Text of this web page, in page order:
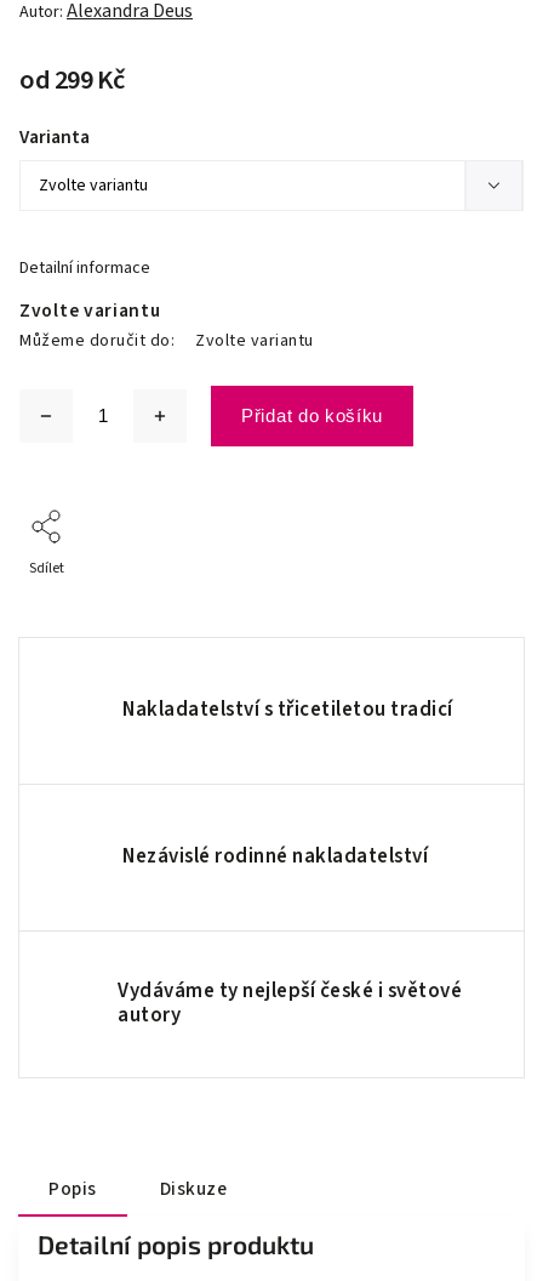
Autor: Alexandra Deus
od299 Kč
Zvolte variantu
Můžeme doručit do: Zvolte variantu
Varianta
Přidat do košíku
Detailní informace
Sdílet
Nakladatelství s třicetiletou tradicí
Nezávislé rodinné nakladatelství
Vydáváme ty nejlepší české i světové
autory
Popis Diskuze
Detailní popis produktu